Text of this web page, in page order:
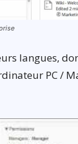
langues,
PC /